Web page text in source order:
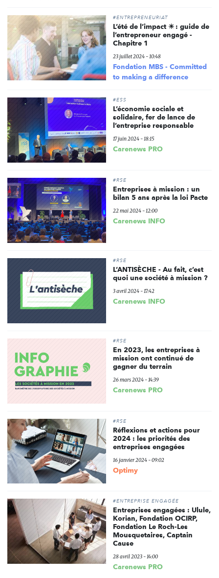
#ENTREPRENEURIAT
L’été de l’impact ☀ : guide de
l’entrepreneur engagé -
Chapitre 1
23 juillet 2024 - 10:48
Fondation MBS - Committed
to making a difference
#ESS
L’économie sociale et
solidaire, fer de lance de
l’entreprise responsable
17 juin 2024 - 18:15
Carenews PRO
#RSE
Entreprises à mission : un
bilan 5 ans après la loi Pacte
22 mai 2024 - 12:00
Carenews INFO
#RSE
L’ANTISÈCHE - Au fait, c’est
quoi une société à mission ?
3 avril 2024 - 17:42
Carenews INFO
#RSE
En 2023, les entreprises à
mission ont continué de
gagner du terrain
26 mars 2024 - 14:39
Carenews PRO
#RSE
Réflexions et actions pour
2024 : les priorités des
entreprises engagées
16 janvier 2024 - 09:02
Optimy
#ENTREPRISE ENGAGÉE
Entreprises engagées : Ulule,
Korian, Fondation OCIRP,
Fondation Le Roch-Les
Mousquetaires, Captain
Cause
28 avril 2023 - 14:00
Carenews PRO